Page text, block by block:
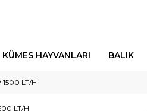
KÜMES HAYVANLARI BALIK
LT/H